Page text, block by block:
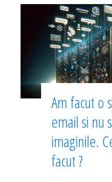
Am facut o
email si nu
imaginile.
facut ?